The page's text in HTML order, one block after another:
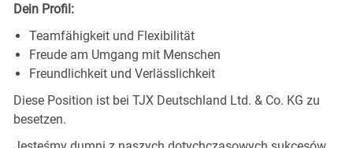
Dein Profil:
Teamfähigkeit und Flexibilität
Freude am Umgang mit Menschen
Freundlichkeit und Verlässlichkeit
Diese Position ist bei TJX Deutschland Ltd. & Co. KG zu
besetzen.